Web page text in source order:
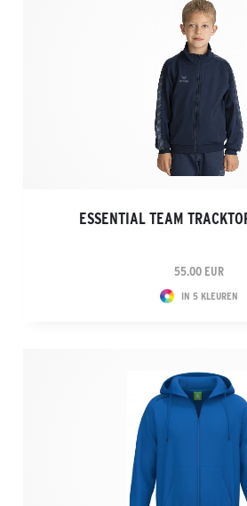
ESSENTIAL TEAM
55.00 EUR
IN 5 KLEUREN